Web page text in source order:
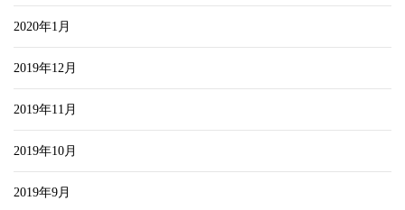
2020年1月
2019年12月
2019年11月
2019年10月
2019年9月